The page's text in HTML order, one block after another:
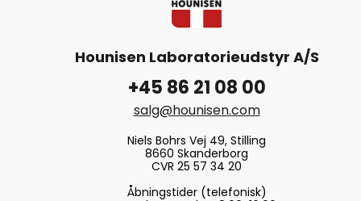
Hounisen Laboratorieudstyr A/S
+45 86 21 08 00
salg@hounisen.com
Niels Bohrs Vej 49, Stilling
8660 Skanderborg
CVR 25 57 34 20
Åbningstider (telefonisk)